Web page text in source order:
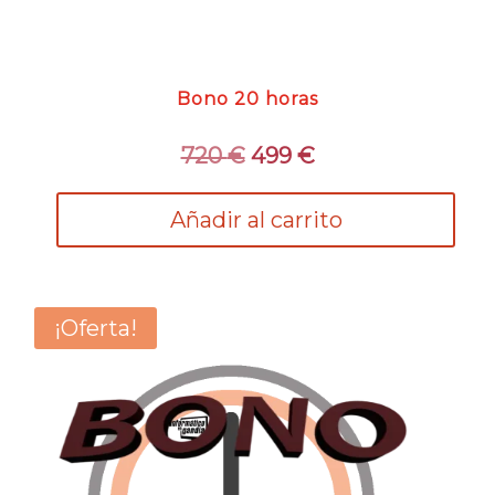
Bono 20 horas
720€ El
original
era:
499 €El
actual
es:
Añadir al carrito
¡Oferta!